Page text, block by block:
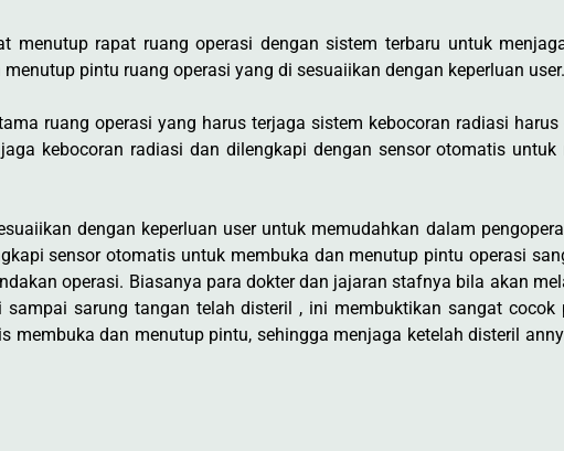
menutup rapat ruang operasi dengan sistem terbaru untuk
pintu ruang operasi yang di sesuaiikan dengan keperluan user.
ruang operasi yang harus terjaga sistem kebocoran radiasi
kebocoran radiasi dan dilengkapi dengan sensor otomatis
dengan keperluan user untuk memudahkan dalam
sensor otomatis untuk membuka dan menutup pintu operasi
operasi. Biasanya para dokter dan jajaran stafnya bila akan
sarung tangan telah disteril , ini membuktikan sangat cocok
membuka dan menutup pintu, sehingga menjaga ketelah disteril